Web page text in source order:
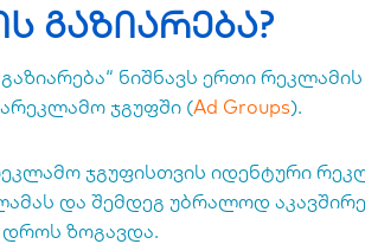
გაზიარება?
ნიშნავს ერთი რეკლამის
ჯგუფში (Ad Groups).
ჯგუფისთვის იდენტური
და შემდეგ უბრალოდ
დროს ზოგავდა.